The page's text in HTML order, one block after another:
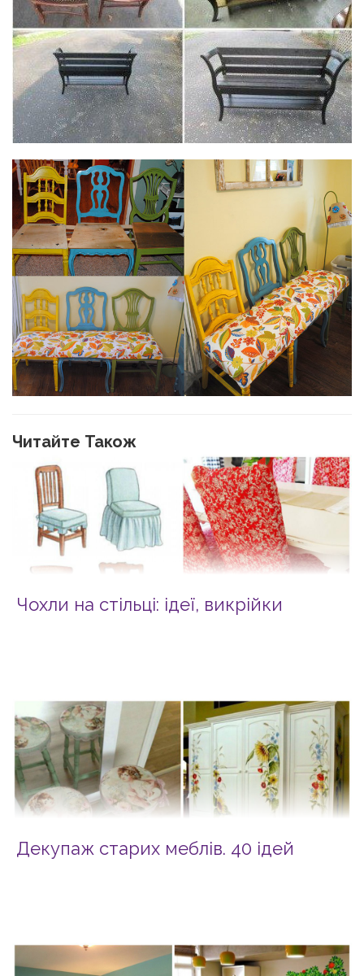
Читайте Також
Чохли на стільці: ідеї, викрійки
Декупаж старих меблів. 40 ідей